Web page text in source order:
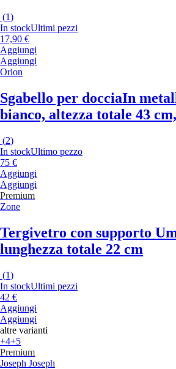
(1)
In stockUltimi pezzi
17,90 €
Aggiungi
Aggiungi
Orion
Sgabello per docciaIn
bianco, altezza totale 43
(2)
In stockUltimo pezzo
75 €
Aggiungi
Aggiungi
Premium
Zone
Tergivetro con supporto
lunghezza totale 22 cm
(1)
In stockUltimi pezzi
42 €
Aggiungi
Aggiungi
altre varianti
+4+5
Premium
Joseph Joseph